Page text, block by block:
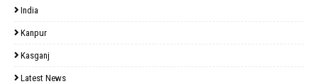
India
Kanpur
Kasganj
Latest News